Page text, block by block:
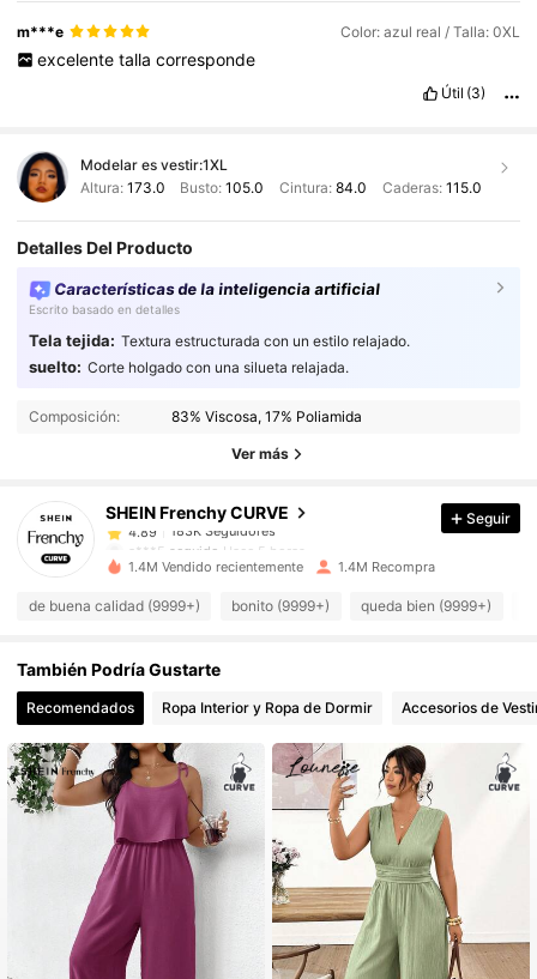
m***e Color: azul real / Talla: 0XL
excelente talla corresponde
Útil (3)
Modelar es vestir:1XL
Altura: 173.0 Busto:105.0 Cintura: 84.0 Caderas: 115.0
Detalles Del Producto
Características de la inteligencia artificial
Escrito basado en detalles
Tela tejida: Textura estructurada con un estilo relajado.
suelto: Corte holgado con una silueta relajada.
Composición: 83% Viscosa, 17% Poliamida
Ver más
SHEIN Frenchy CURVE
4.89 183K Seguidores
183K Seguidores
183K Seguidores
4.89
183K Seguidores
a***5
seguidoHace 5 horas
4.89
4.89
4.89 183K Seguidores
4.89 183K Seguidores
4.89 183K Seguidores
Seguir
1.4M Vendido recientemente 1.4M Recompra
de buena calidad (9999+) bonito (9999+) queda bien (9999+)
También Podría Gustarte
Recomendados Ropa Interior y Ropa de Dormir Accesorios de